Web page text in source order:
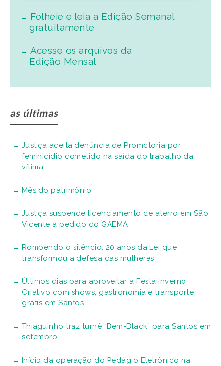
Folheie e leia a Edição Semanal
gratuitamente
Acesse os arquivos da
Edição Mensal
as últimas
Justiça aceita denúncia de Promotoria por
feminicídio cometido na saída do trabalho da
vítima
Mês do patrimônio
Justiça suspende licenciamento de aterro em São
Vicente a pedido do GAEMA
Rompendo o silêncio: 20 anos da Lei que
transformou a defesa das mulheres
Últimos dias para aproveitar a Festa Inverno
Criativo com shows, gastronomia e transporte
grátis em Santos
Thiaguinho traz turnê “Bem-Black” para Santos em
setembro
Início da operação do Pedágio Eletrônico na